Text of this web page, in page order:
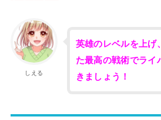
しえる
英雄のレベルを上げ
た最高の戦術でライ
きましょう！